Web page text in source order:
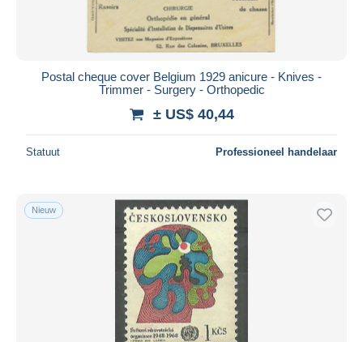
Postal cheque cover Belgium 1929 anicure - Knives -
Trimmer - Surgery - Orthopedic
± US$ 40,44
Statuut Professioneel handelaar
Nieuw